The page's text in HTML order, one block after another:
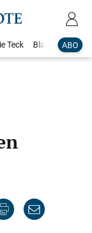
ABO
Teck Blaulicht